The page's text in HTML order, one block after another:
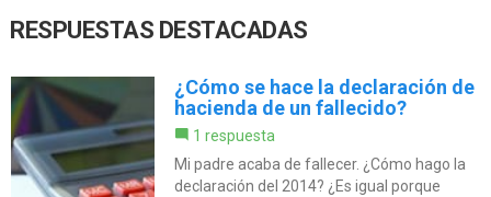
RESPUESTAS DESTACADAS
¿Cómo se hace la declaración de
hacienda de un fallecido?
1 respuesta
Mi padre acaba de fallecer. ¿Cómo hago la
declaración del 2014? ¿Es igual porque